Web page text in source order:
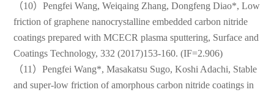
（10）Pengfei Wang, Weiqaing Zhang, Dongfeng Diao*, Low
friction of graphene nanocrystalline embedded carbon nitride
coatings prepared with MCECR plasma sputtering, Surface and
Coatings Technology, 332 (2017)153-160. (IF=2.906)
（11）Pengfei Wang*, Masakatsu Sugo, Koshi Adachi, Stable
and super-low friction of amorphous carbon nitride coatings in